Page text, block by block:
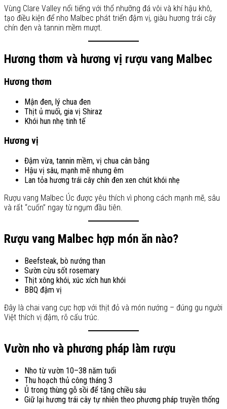
Vùng Clare Valley nổi tiếng với thổ nhưỡng đá vôi và khí hậu khô,
tạo điều kiện để nho Malbec phát triển đậm vị, giàu hương trái cây
chín đen và tannin mềm mượt.
Hương thơm và hương vị rượu vang Malbec
Hương thơm
Mận đen, lý chua đen
Thịt ủ muối, gia vị Shiraz
Khói hun nhẹ tinh tế
Hương vị
Đậm vừa, tannin mềm, vị chua cân bằng
Hậu vị sâu, mạnh mẽ nhưng êm
Lan tỏa hương trái cây chín đen xen chút khói nhẹ
Rượu vang Malbec Úc được yêu thích vì phong cách mạnh mẽ, sâu
và rất “cuốn” ngay từ ngụm đầu tiên.
Rượu vang Malbec hợp món ăn nào?
Beefsteak, bò nướng than
Sườn cừu sốt rosemary
Thịt xông khói, xúc xích hun khói
BBQ đậm vị
Đây là chai vang cực hợp với thịt đỏ và món nướng – đúng gu người
Việt thích vị đậm, rõ cấu trúc.
Vườn nho và phương pháp làm rượu
Nho từ vườn 10–38 năm tuổi
Thu hoạch thủ công tháng 3
Ủ trong thùng gỗ sồi để tăng chiều sâu
Giữ lại hương trái cây tự nhiên theo phương pháp truyền thống